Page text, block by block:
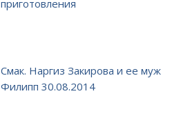
приготовления
Смак. Наргиз Закирова и ее муж
Филипп 30.08.2014